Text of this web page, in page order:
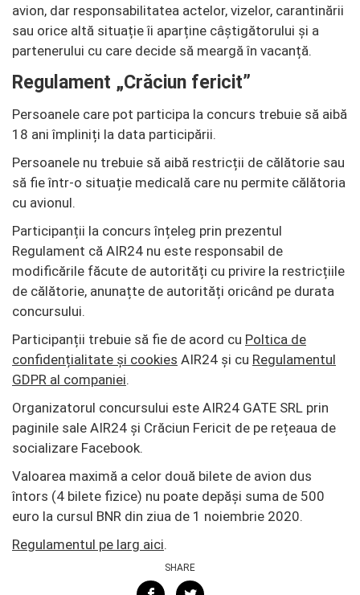
avion, dar responsabilitatea actelor, vizelor, carantinării
sau orice altă situație îi aparține câștigătorului și a
partenerului cu care decide să meargă în vacanță.
Regulament „Crăciun fericit”
Persoanele care pot participa la concurs trebuie să aibă
18 ani împliniți la data participării.
Persoanele nu trebuie să aibă restricții de călătorie sau
să fie într-o situație medicală care nu permite călătoria
cu avionul.
Participanții la concurs înțeleg prin prezentul
Regulament că AIR24 nu este responsabil de
modificările făcute de autorități cu privire la restricțiile
de călătorie, anunațte de autorități oricând pe durata
concursului.
Participanții trebuie să fie de acord cu Poltica de
confidențialitate și cookies AIR24 și cu Regulamentul
GDPR al companiei.
Organizatorul concursului este AIR24 GATE SRL prin
paginile sale AIR24 și Crăciun Fericit de pe rețeaua de
socializare Facebook.
Valoarea maximă a celor două bilete de avion dus
întors (4 bilete fizice) nu poate depăși suma de 500
euro la cursul BNR din ziua de 1 noiembrie 2020.
Regulamentul pe larg aici.
SHARE